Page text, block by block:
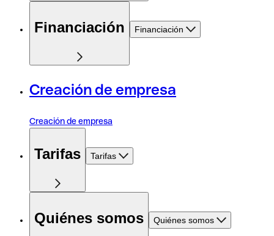
Financiación Financiación
Creación de empresa
Creación de empresa
Tarifas Tarifas
Quiénes somos Quiénes somos